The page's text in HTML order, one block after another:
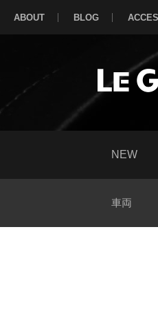
ABOUT BLOG
NEW
車両